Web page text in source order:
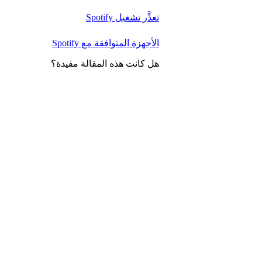
تعذَّر تشغيل Spotify
الأجهزة المتوافقة مع Spotify
هل كانت هذه المقالة مفيدة؟